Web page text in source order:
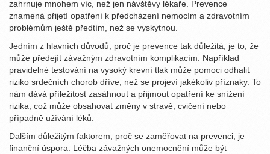
zahrnuje mnohem víc, než jen návštěvy lékaře. Prevence
znamená přijetí opatření k předcházení nemocím a zdravotním
problémům ještě předtím, než se vyskytnou.
Jedním z hlavních důvodů, proč je prevence tak důležitá, je to, že
může předejít závažným zdravotním komplikacím. Například
pravidelné testování na vysoký krevní tlak může pomoci odhalit
riziko srdečních chorob dříve, než se projeví jakékoliv příznaky. To
nám dává příležitost zasáhnout a přijmout opatření ke snížení
rizika, což může obsahovat změny v stravě, cvičení nebo
případně užívání léků.
Dalším důležitým faktorem, proč se zaměřovat na prevenci, je
finanční úspora. Léčba závažných onemocnění může být